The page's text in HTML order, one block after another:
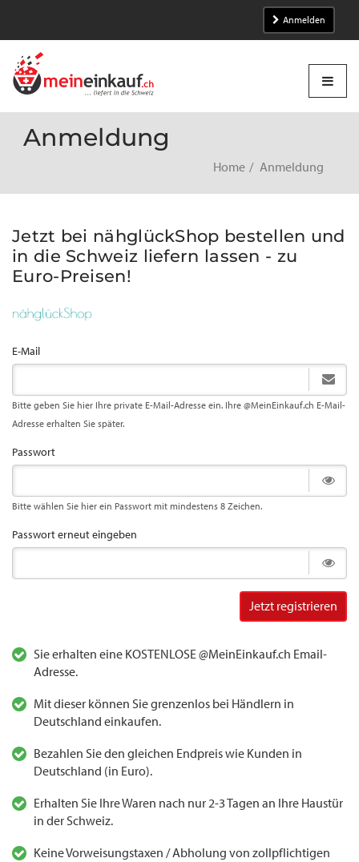
Anmelden
Anmeldung
Home Anmeldung
Jetzt bei nähglückShop bestellen und
in die Schweiz liefern lassen - zu
Euro-Preisen!
E-Mail
Bitte geben Sie hier Ihre private E-Mail-Adresse ein. Ihre @MeinEinkauf.ch E-Mail-
Adresse erhalten Sie später.
Passwort
Bitte wählen Sie hier ein Passwort mit mindestens 8 Zeichen.
Passwort erneut eingeben
Jetzt registrieren
Sie erhalten eine KOSTENLOSE @MeinEinkauf.ch Email-
Adresse.
Mit dieser können Sie grenzenlos bei Händlern in
Deutschland einkaufen.
Bezahlen Sie den gleichen Endpreis wie Kunden in
Deutschland (in Euro).
Erhalten Sie Ihre Waren nach nur 2-3 Tagen an Ihre Haustür
in der Schweiz.
Keine Vorweisungstaxen / Abholung von zollpflichtigen